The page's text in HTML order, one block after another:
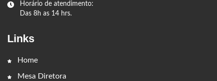
Horário de atendimento:
Das 8h as 14 hrs.
Links
Home
Mesa Diretora